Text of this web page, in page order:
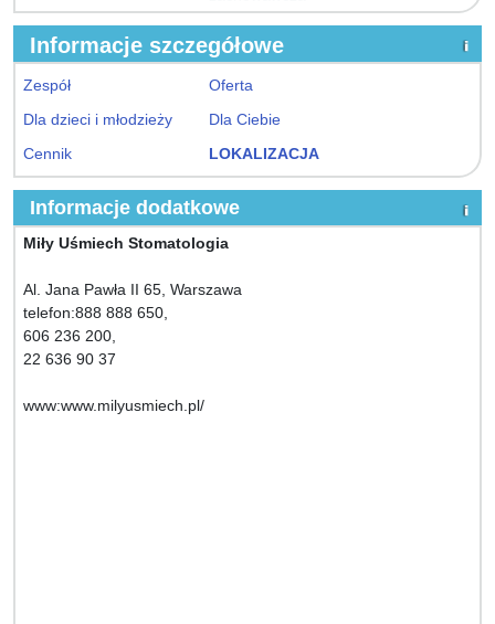
Informacje szczegółowe
Zespół
Oferta
Dla dzieci i młodzieży
Dla Ciebie
Cennik
LOKALIZACJA
Informacje dodatkowe
Miły Uśmiech Stomatologia
Al. Jana Pawła II 65, Warszawa
telefon:888 888 650,
606 236 200,
22 636 90 37
www:www.milyusmiech.pl/